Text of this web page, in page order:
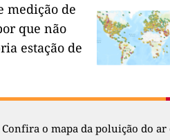
medição de
que não
estação de
o mapa da poluição do ar